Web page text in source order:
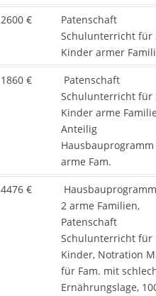
2600 €
Patenschaft
Schulunterricht für
Kinder armer
1860 €
Patenschaft
Schulunterricht für
Kinder arme
Anteilig
Hausbauprogramm
arme Fam.
4476 €
2 arme Familien,
Patenschaft
Schulunterricht für
Kinder, Notration
für Fam. mit
Ernährungslage,